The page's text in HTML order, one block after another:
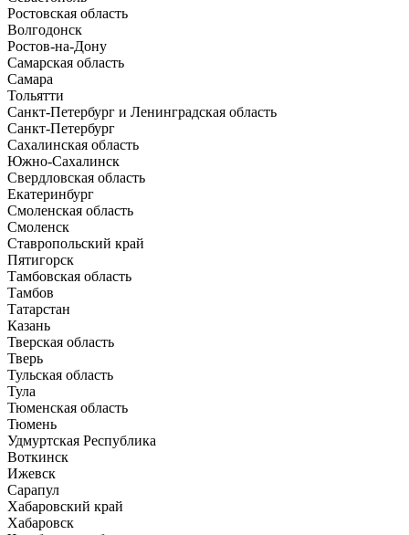
Ростовская область
Волгодонск
Ростов-на-Дону
Самарская область
Самара
Тольятти
Санкт-Петербург и Ленинградская область
Санкт-Петербург
Сахалинская область
Южно-Сахалинск
Свердловская область
Екатеринбург
Смоленская область
Смоленск
Ставропольский край
Пятигорск
Тамбовская область
Тамбов
Татарстан
Казань
Тверская область
Тверь
Тульская область
Тула
Тюменская область
Тюмень
Удмуртская Республика
Воткинск
Ижевск
Сарапул
Хабаровский край
Хабаровск